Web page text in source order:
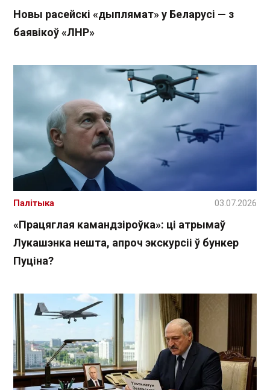
Новы расейскі «дыплямат» у Беларусі — з
баявікоў «ЛНР»
«Працяглая камандзіроўка»: ці атрымаў
Лукашэнка нешта, апроч экскурсіі ў бункер
Пуціна?
Палітыка 03.07.2026